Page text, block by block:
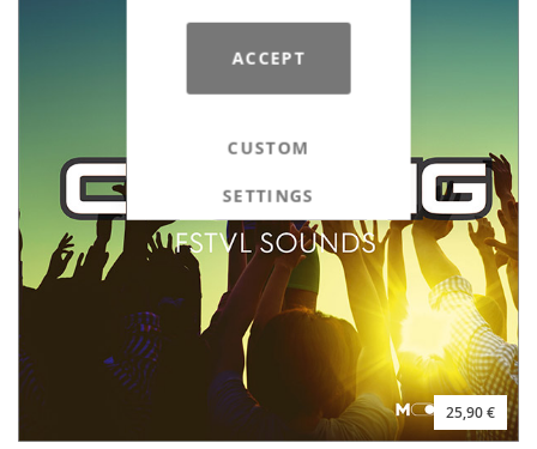
ACCEPT
CUSTOM
SETTINGS
25,90 €